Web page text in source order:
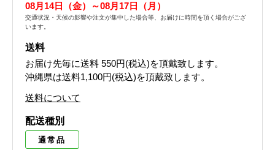
08月14日（金）～08月17日（月）
交通状況・天候の影響や注文が集中した場合等、お届けに時間を頂く場合がござ
います。
送料
お届け先毎に送料 550円(税込)を頂戴致します。
沖縄県は送料1,100円(税込)を頂戴致します。
送料について
配送種別
通常品